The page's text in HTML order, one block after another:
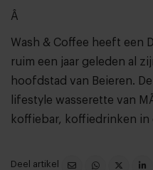
Â
Wash & Coffee heeft een
ruim een jaar geleden al
hoofdstad van Beieren.
lifestyle wasserette van
koffiebar, koffiedrinken in
Deel artikel